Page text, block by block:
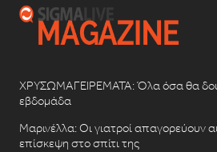
ΧΡΥΣΩΜΑΓΕΙΡΕΜΑΤΑ: Όλα όσα θα
εβδομάδα
Μαρινέλλα: Οι γιατροί απαγορεύουν
επίσκεψη στο σπίτι της